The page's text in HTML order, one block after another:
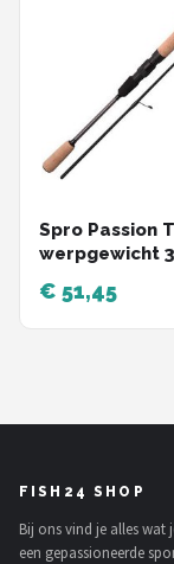
Spro Passion
werpgewicht
€ 51,45
FISH24 SHOP
Bij ons vind je alles wat
een gepassioneerde